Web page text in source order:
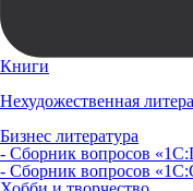
Книги
Нехудожественная
Бизнес литература
- Сборник вопросов
- Сборник вопросов